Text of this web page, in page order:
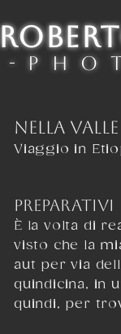
- P h o
NELLA
Viaggio in
PREPARATIVI
È la volta di
visto che la
aut per via
quindicina, in
quindi, per